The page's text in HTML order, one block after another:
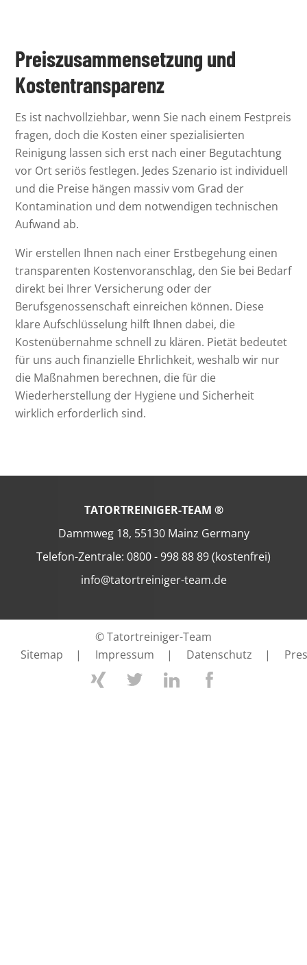
Preiszusammensetzung und
Kostentransparenz
Es ist nachvollziehbar, wenn Sie nach einem Festpreis
fragen, doch die Kosten einer spezialisierten
Reinigung lassen sich erst nach einer Begutachtung
vor Ort seriös festlegen. Jedes Szenario ist individuell
und die Preise hängen massiv vom Grad der
Kontamination und dem notwendigen technischen
Aufwand ab.
Wir erstellen Ihnen nach einer Erstbegehung einen
transparenten Kostenvoranschlag, den Sie bei Bedarf
direkt bei Ihrer Versicherung oder der
Berufsgenossenschaft einreichen können. Diese
klare Aufschlüsselung hilft Ihnen dabei, die
Kostenübernahme schnell zu klären. Pietät bedeutet
für uns auch finanzielle Ehrlichkeit, weshalb wir nur
die Maßnahmen berechnen, die für die
Wiederherstellung der Hygiene und Sicherheit
wirklich erforderlich sind.
TATORTREINIGER-TEAM ®
Dammweg 18, 55130 Mainz Germany
Telefon-Zentrale: 0800 - 998 88 89 (kostenfrei)
info@tatortreiniger-team.de
© Tatortreiniger-Team
Sitemap
| Impressum | Datenschutz |